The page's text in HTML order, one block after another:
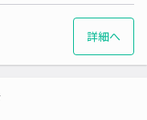
詳細へ